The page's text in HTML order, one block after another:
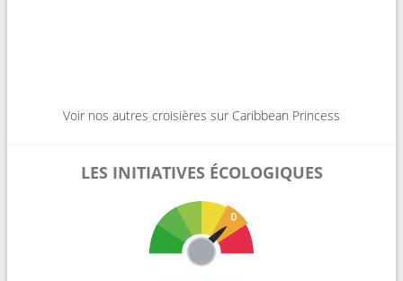
Voir nos autres croisières sur Caribbean Princess
LES INITIATIVES ÉCOLOGIQUES